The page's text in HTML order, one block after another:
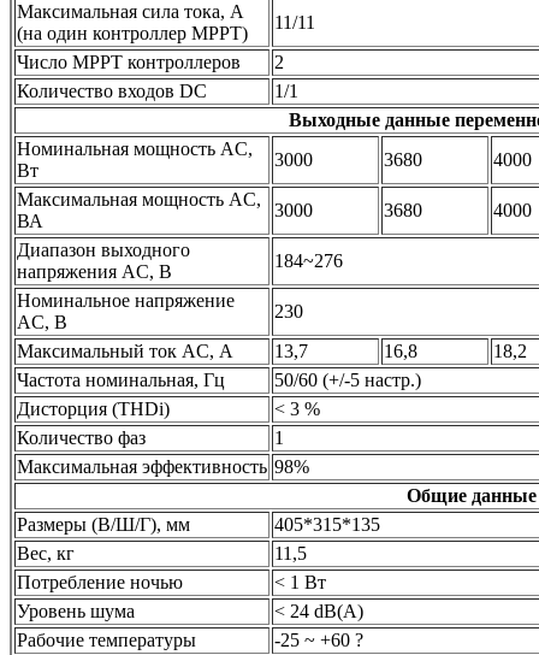
Максимальная сила тока, А
(на один контроллер МРРТ)
11/11
Число MPPТ контроллеров
2
Количество входов DC
1/1
Выходные данные
Номинальная мощность AC,
Вт
3000 3680
4000
Максимальная мощность AC,
ВА
3000 3680
4000
Диапазон выходного
напряжения AC, В
184~276
Номинальное напряжение
AC, В
230
Максимальный ток AC, А
13,7 16,8
18,2
Частота номинальная, Гц
50/60 (+/-5 настр.)
Дисторция (THDi)
< 3 %
Количество фаз
1
Максимальная эффективность 98%
Общие данные
Размеры (В/Ш/Г), мм
405*315*135
Вес, кг
11,5
Потребление ночью
< 1 Вт
Уровень шума
< 24 dB(A)
Рабочие температуры
-25 ~ +60 ?